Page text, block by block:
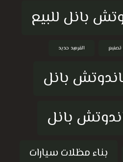
بانل للبيع
القرميد حديد
بانل
بانل
بناء مظلات سيارات